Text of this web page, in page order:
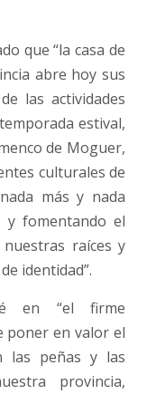
que “la casa de
abre hoy sus
las actividades
estival,
de Moguer,
culturales de
más y nada
y fomentando el
raíces y
identidad”.
en “el firme
poner en valor el
las peñas y las
provincia,